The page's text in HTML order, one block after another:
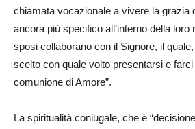
chiamata vocazionale a vivere la grazia
ancora più specifico all’interno della
sposi collaborano con il Signore, il
scelto con quale volto presentarsi e
comunione di Amore”.
La spiritualità coniugale, che è